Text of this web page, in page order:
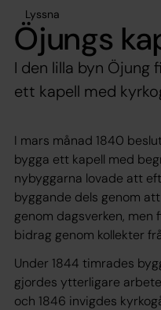
Lyssna
Öjungs
I den lilla byn Öjung
ett kapell med
I mars månad 1840
bygga ett kapell med
nybyggarna lovade att
byggande dels genom
genom dagsverken,
bidrag genom kollekter
Under 1844 timrades
gjordes ytterligare
och 1846 invigdes